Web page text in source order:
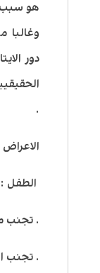
هو سبب
وغالبا
دور
.
الاعراض
الطفل :
. تجنب
. تجنب